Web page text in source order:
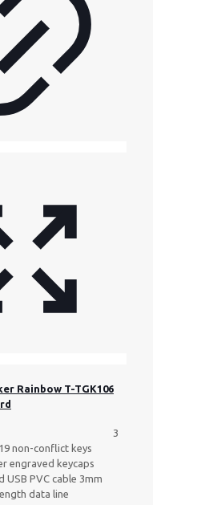
Rainbow T-TGK106
3
non-conflict keys
engraved keycaps
USB PVC cable 3mm
data line